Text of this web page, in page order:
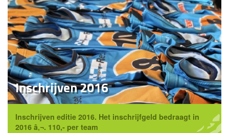
Inschrijven 2016
Inschrijven editie 2016. Het inschrijfgeld bedraagt in
2016 â‚¬. 110,- per team